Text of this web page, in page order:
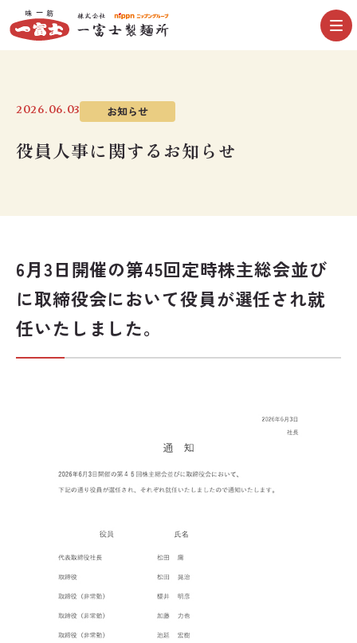
2026.06.03 お知らせ
役員人事に関するお知らせ
6月3日開催の第45回定時株主総会並び
に取締役会において役員が選任され就
任いたしました。